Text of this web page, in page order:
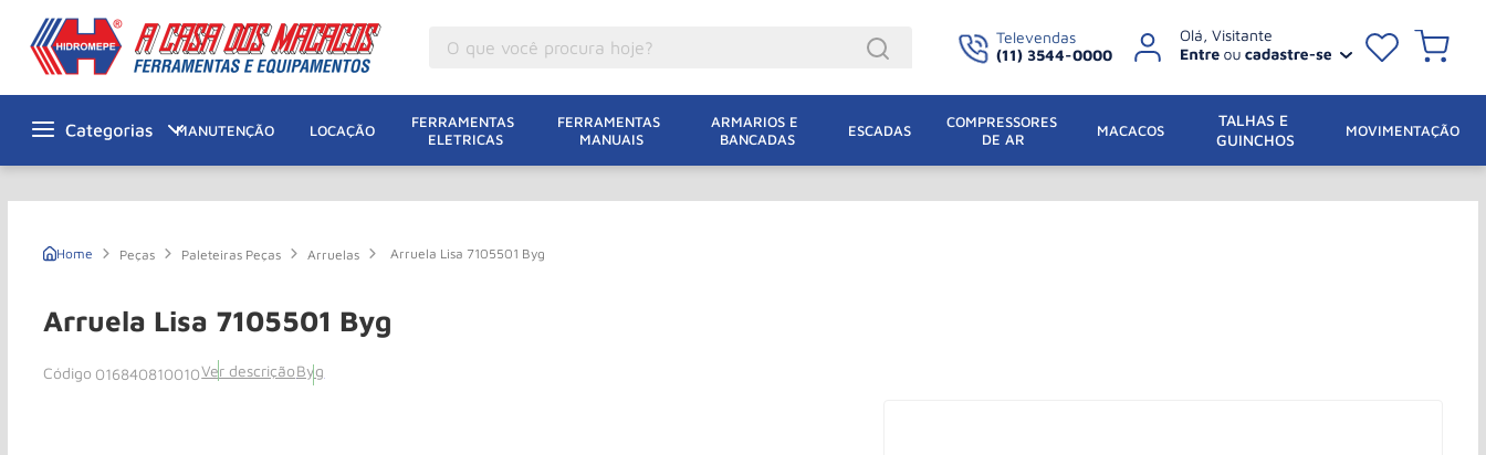
Televendas
(11) 3544-0000
MANUTENÇÃO LOCAÇÃO
FERRAMENTAS
ELETRICAS
FERRAMENTAS
MANUAIS
ARMARIOS E
BANCADAS
ESCADAS
COMPRESSORES
DE AR
MACACOS
TALHAS E
GUINCHOS
MOVIMENTAÇÃO
Peças Paleteiras Peças Arruelas Arruela Lisa 7105501 Byg
Arruela Lisa 7105501 Byg
016840810010Ver descriçãoByg
1º Macacos